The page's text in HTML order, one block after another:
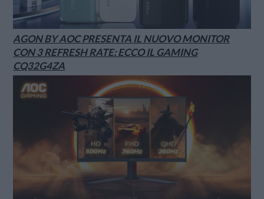
AGON BY AOC PRESENTA IL NUOVO MONITOR
CON 3 REFRESH RATE: ECCO IL GAMING
CQ32G4ZA